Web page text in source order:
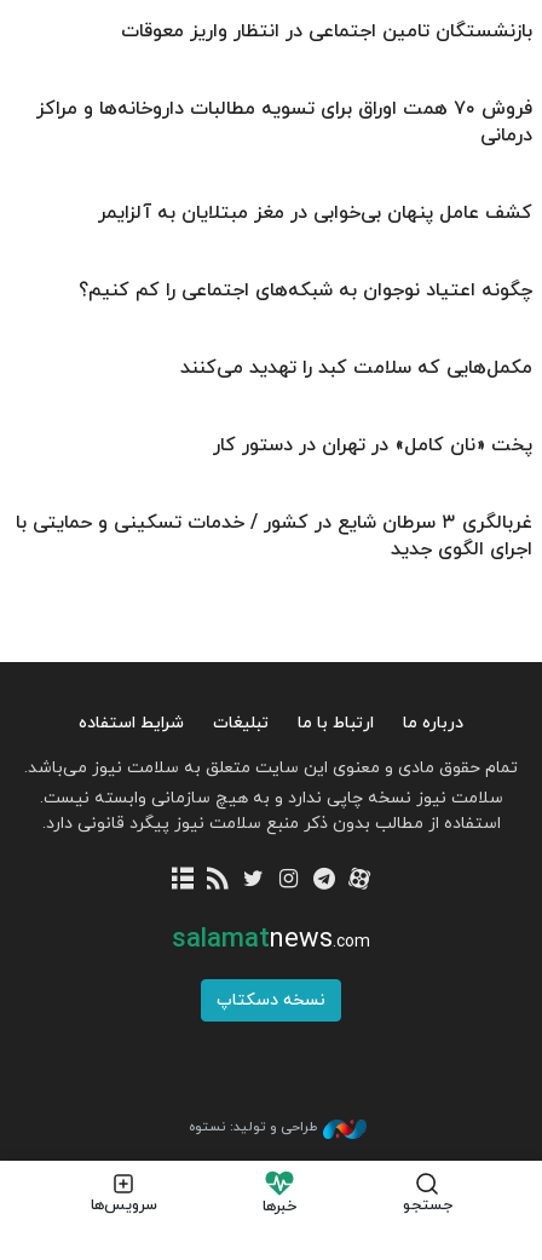
بازنشستگان تامین اجتماعی در انتظار واریز معوقات
فروش ۷۰ همت اوراق برای تسویه مطالبات داروخانه‌ها و مراکز
درمانی
کشف عامل پنهان بی‌خوابی در مغز مبتلایان به آلزایمر
چگونه اعتیاد نوجوان به شبکه‌های اجتماعی را کم کنیم؟
مکمل‌هایی که سلامت کبد را تهدید می‌کنند
پخت «نان کامل» در تهران در دستور کار
غربالگری ۳ سرطان شایع در کشور / خدمات تسکینی و حمایتی با
اجرای الگوی جدید
جستجو خبرها سرویس‌ها
درباره ما ارتباط با ما تبلیغات
شرایط استفاده
تمام حقوق مادی و معنوی این سایت متعلق به سلامت نیوز می‌باشد.
سلامت نیوز نسخه چاپی ندارد و به هیچ سازمانی وابسته نیست.
استفاده از مطالب بدون ذکر منبع سلامت نیوز پیگرد قانونی دارد.
salamatnews.com
نسخه دسکتاپ
طراحی و تولید: نستوه